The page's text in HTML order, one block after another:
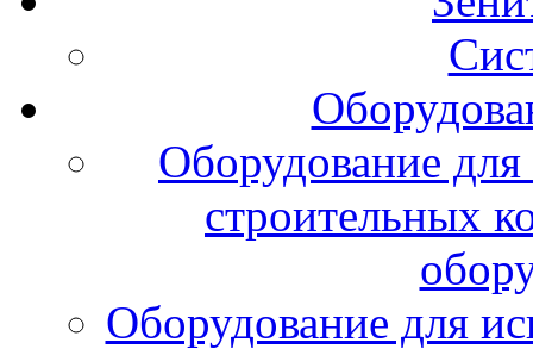
Оборудование
строительных
Оборудование для